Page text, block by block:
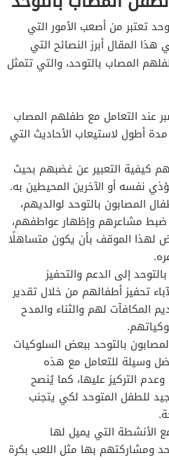
تعتبر من أصعب الأمور التي
المقال أبرز النصائح التي
المصاب بالتوحد، والتي تتمثل
عند التعامل مع طفلهم المصاب
أطول لاستيعاب الأحاديث التي
كيفية التعبير عن غضبهم بحيث
نفسه أو الآخرين المحيطين به.
المصابون بالتوحد لوالديهم،
مشاعرهم وإظهار عواطفهم،
لهذا الموقف بأن يكون متساهلًا
إلى الدعم والتحفيز
تحفيز أطفالهم من خلال تقدير
المكافآت لهم والثناء والمدح
بالتوحد ببعض السلوكيات
وسيلة للتعامل مع هذه
التركيز عليها، كما يُنصح
للطفل المتوحد لكي يتجنب
الأنشطة التي يميل لها
ومشاركتهم بها مثل اللعب بكرة